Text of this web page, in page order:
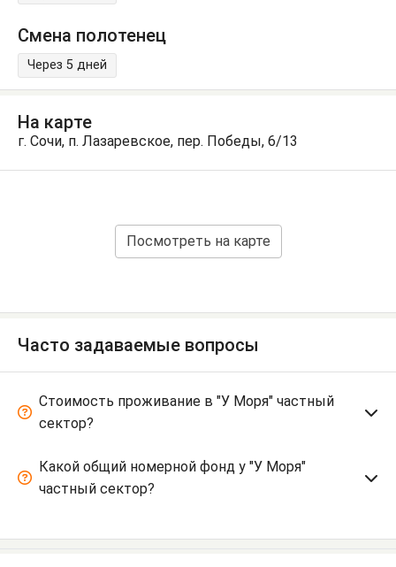
Смена полотенец
Через 5 дней
На карте
г. Сочи, п. Лазаревское, пер. Победы, 6/13
Посмотреть на карте
Часто задаваемые вопросы
Стоимость проживание в "У Моря" частный
сектор?
Какой общий номерной фонд у "У Моря"
частный сектор?